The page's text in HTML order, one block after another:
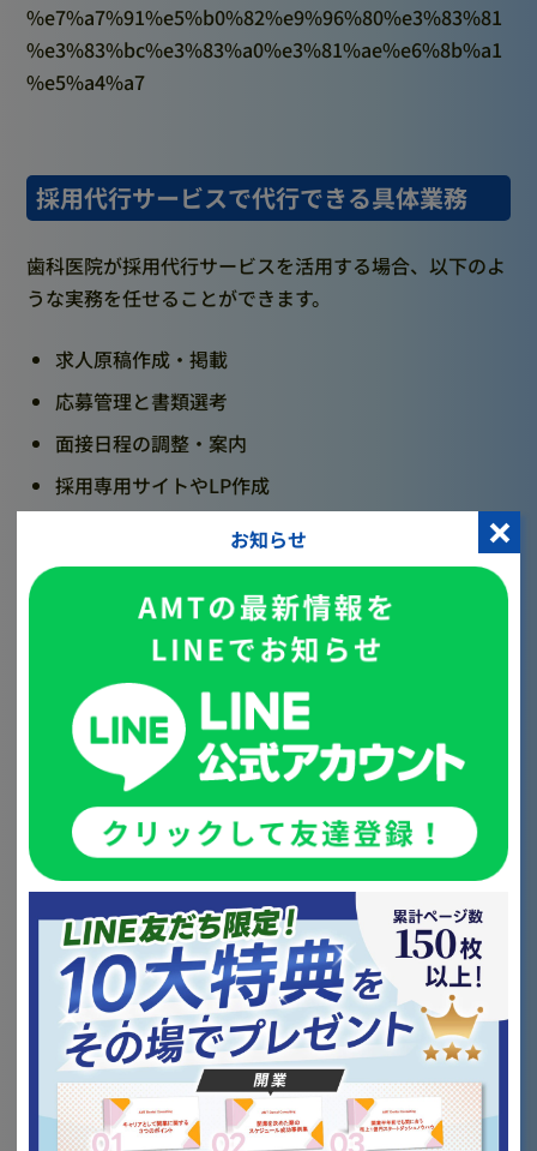
お知らせ
%e7%a7%91%e5%b0%82%e9%96%80%e3%83%81
%e3%83%bc%e3%83%a0%e3%81%ae%e6%8b%a1
%e5%a4%a7
採用代行サービスで代行できる具体業務
歯科医院が採用代行サービスを活用する場合、以下のよ
うな実務を任せることができます。
求人原稿作成・掲載
応募管理と書類選考
面接日程の調整・案内
採用専用サイトやLP作成
面接評価・フィードバック管理
採用イベント（説明会・見学会など）の企画・運営
競合医院との比較分析（給与、福利厚生、採用方針
Z世代向けのSNS・動画発信支援
これらを代行してもらうことで、本来の診療や経営に集
中できる環境が整います。
採用代行サービスのメリット
歯科医院が採用代行を導入するメリットには以下のよう
なものがあります。
メリット
内容
採用業務の軽減
スタッフの負担を大幅に
削減できる